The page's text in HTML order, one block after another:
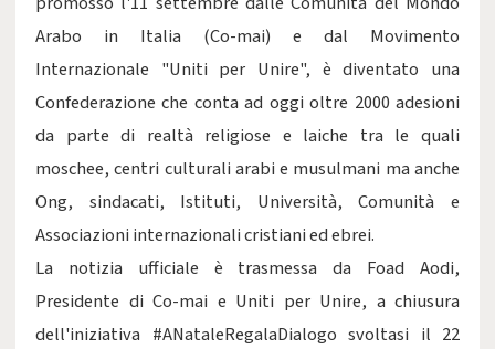
Arabo in Italia (Co-mai) e dal Movimento
Internazionale "Uniti per Unire", è diventato una
Confederazione che conta ad oggi oltre 2000 adesioni
da parte di realtà religiose e laiche tra le quali
moschee, centri culturali arabi e musulmani ma anche
Ong, sindacati, Istituti, Università, Comunità e
Associazioni internazionali cristiani ed ebrei.
La notizia ufficiale è trasmessa da Foad Aodi,
Presidente di Co-mai e Uniti per Unire, a chiusura
dell'iniziativa #ANataleRegalaDialogo svoltasi il 22